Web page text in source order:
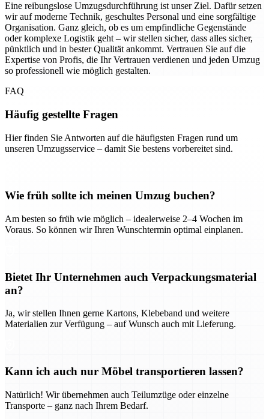
Eine reibungslose Umzugsdurchführung ist unser Ziel. Dafür setzen
wir auf moderne Technik, geschultes Personal und eine sorgfältige
Organisation. Ganz gleich, ob es um empfindliche Gegenstände
oder komplexe Logistik geht – wir stellen sicher, dass alles sicher,
pünktlich und in bester Qualität ankommt. Vertrauen Sie auf die
Expertise von Profis, die Ihr Vertrauen verdienen und jeden Umzug
so professionell wie möglich gestalten.
FAQ
Häufig gestellte Fragen
Hier finden Sie Antworten auf die häufigsten Fragen rund um
unseren Umzugsservice – damit Sie bestens vorbereitet sind.
Wie früh sollte ich meinen Umzug buchen?
Am besten so früh wie möglich – idealerweise 2–4 Wochen im
Voraus. So können wir Ihren Wunschtermin optimal einplanen.
Bietet Ihr Unternehmen auch Verpackungsmaterial
an?
Ja, wir stellen Ihnen gerne Kartons, Klebeband und weitere
Materialien zur Verfügung – auf Wunsch auch mit Lieferung.
Kann ich auch nur Möbel transportieren lassen?
Natürlich! Wir übernehmen auch Teilumzüge oder einzelne
Transporte – ganz nach Ihrem Bedarf.